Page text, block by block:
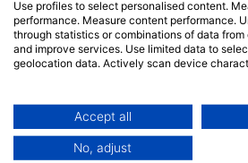
Ilsfeld, Đức
Aqua Michl
Bismarckstr. 31, 76676
Graben-Neudorf, Đức
Các địa lặn lân cận
Use profiles to select personalised content.
performance. Measure content performance.
through statistics or combinations of data
and improve services. Use limited data to
geolocation data. Actively scan device
Data may be shared outside of the European
Your consent and the cookie policy applies
View Partner List (1 IAB Vendors)
Accept all
No, adjust